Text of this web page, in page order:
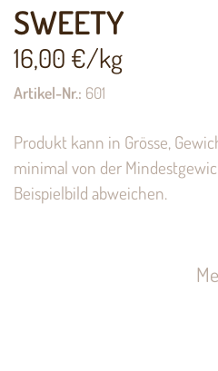
SWEETY
16,00 €/kg
Artikel-Nr.: 601
Produkt kann in Grösse,
minimal von der
Beispielbild abweichen.